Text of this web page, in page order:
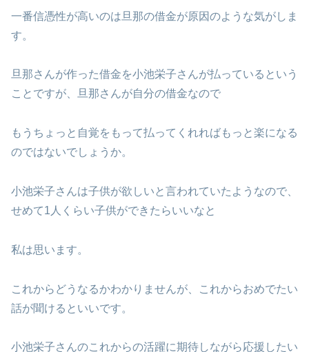
一番信憑性が高いのは旦那の借金が原因のような気がしま
す。
旦那さんが作った借金を小池栄子さんが払っているという
ことですが、旦那さんが自分の借金なので
もうちょっと自覚をもって払ってくれればもっと楽になる
のではないでしょうか。
小池栄子さんは子供が欲しいと言われていたようなので、
せめて1人くらい子供ができたらいいなと
私は思います。
これからどうなるかわかりませんが、これからおめでたい
話が聞けるといいです。
小池栄子さんのこれからの活躍に期待しながら応援したい